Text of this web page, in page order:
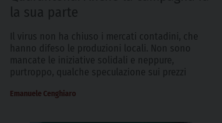
la sua parte
Il virus non ha chiuso i mercati contadini, che
hanno difeso le produzioni locali. Non sono
mancate le iniziative solidali e neppure,
purtroppo, qualche speculazione sui prezzi
Emanuele Cenghiaro